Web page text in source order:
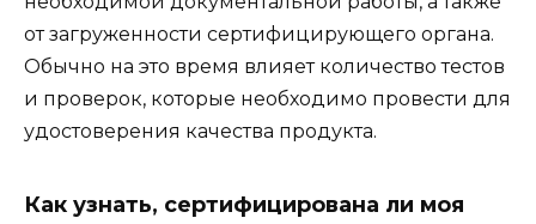
от загруженности сертифицирующего органа.
Обычно на это время влияет количество тестов
и проверок, которые необходимо провести для
удостоверения качества продукта.
Как узнать, сертифицирована ли моя